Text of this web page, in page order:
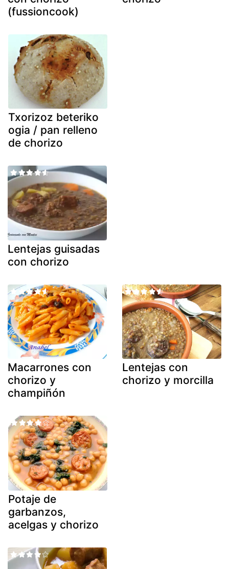
(fussioncook)
Txorizoz beteriko
ogia / pan relleno
de chorizo
Lentejas guisadas
con chorizo
Macarrones con
chorizo y
champiñón
Lentejas con
chorizo y morcilla
Potaje de
garbanzos,
acelgas y chorizo